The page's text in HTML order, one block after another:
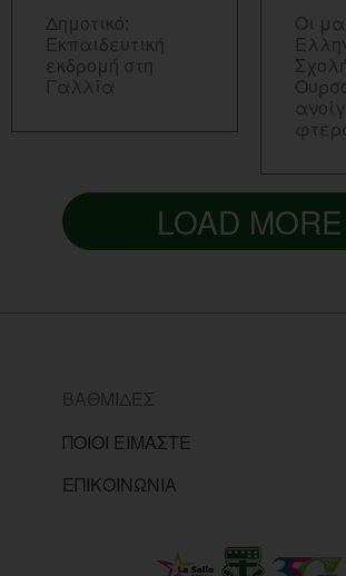
Δημοτικό:
Εκπαιδευτική
εκδρομή στη
Γαλλία
Οι
LOAD MORE
ΒΑΘΜΙΔΕΣ
ΠΟΙΟΙ ΕΙΜΑΣΤΕ
ΕΠΙΚΟΙΝΩΝΙΑ